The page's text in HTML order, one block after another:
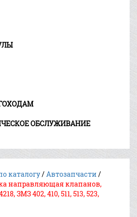
ОБСЛУЖИВАНИЕ
каталогу/Автозапчасти /
направляющая клапанов,
ЗМЗ 402, 410, 511, 513, 523,